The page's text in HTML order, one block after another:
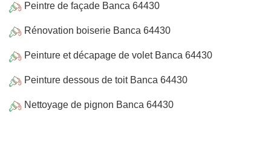
Peintre de façade Banca 64430
Rénovation boiserie Banca 64430
Peinture et décapage de volet Banca 64430
Peinture dessous de toit Banca 64430
Nettoyage de pignon Banca 64430